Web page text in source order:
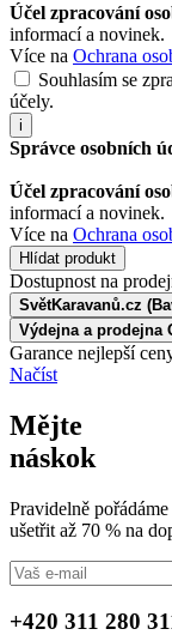
Účel zpracování
informací a novinek.
Více na Ochrana
Souhlasím se
účely.
i
Správce osobních
Účel zpracování
informací a novinek.
Více na Ochrana
Hlídat produkt
Dostupnost na
SvětKaravanů.cz
Výdejna a prodejna
Garance nejlepší
Načíst
Mějte
náskok
Pravidelně
ušetřit až 70 % na
+420 311 280